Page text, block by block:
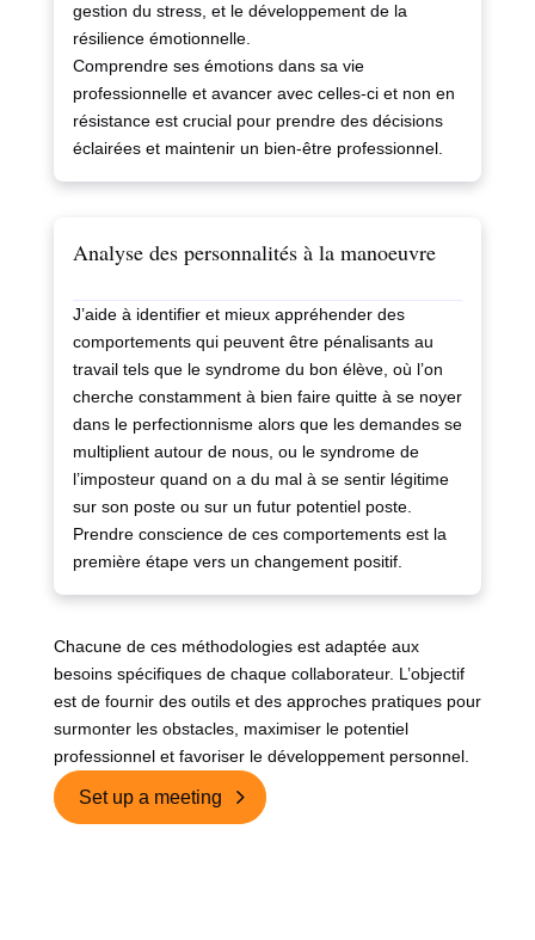
gestion du stress, et le développement de la
résilience émotionnelle.
Comprendre ses émotions dans sa vie
professionnelle et avancer avec celles-ci et non en
résistance est crucial pour prendre des décisions
éclairées et maintenir un bien-être professionnel.
Analyse des personnalités à la manoeuvre
J’aide à identifier et mieux appréhender des
comportements qui peuvent être pénalisants au
travail tels que le syndrome du bon élève, où l’on
cherche constamment à bien faire quitte à se noyer
dans le perfectionnisme alors que les demandes se
multiplient autour de nous, ou le syndrome de
l’imposteur quand on a du mal à se sentir légitime
sur son poste ou sur un futur potentiel poste.
Prendre conscience de ces comportements est la
première étape vers un changement positif.
Chacune de ces méthodologies est adaptée aux
besoins spécifiques de chaque collaborateur. L’objectif
est de fournir des outils et des approches pratiques pour
surmonter les obstacles, maximiser le potentiel
professionnel et favoriser le développement personnel.
Set up a meeting